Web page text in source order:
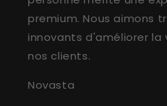
premium. Nous aimons
innovants d'améliorer la
nos clients.
Novasta